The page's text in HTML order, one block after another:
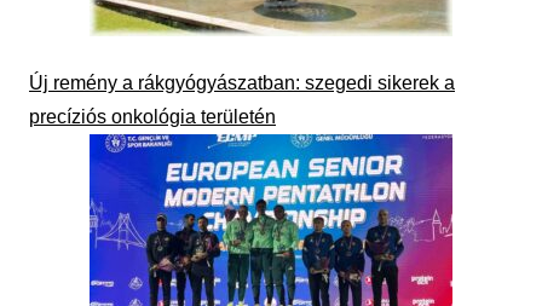
Új remény a rákgyógyászatban: szegedi sikerek a
precíziós onkológia területén